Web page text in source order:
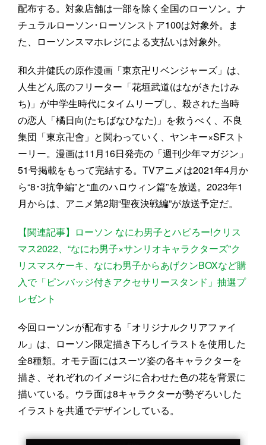
配布する。対象店舗は一部を除く全国のローソン。ナ
チュラルローソン･ローソンストア100は対象外。ま
た、ローソンスマホレジによる支払いは対象外。
和久井健氏の原作漫画「東京卍リベンジャーズ」は、
人生どん底のフリーター「花垣武道(はながきたけみ
ち)」が中学生時代にタイムリープし、殺された当時
の恋人「橘日向(たちばなひなた)」を救うべく、不良
集団「東京卍會」と関わっていく、ヤンキー×SFスト
ーリー。漫画は11月16日発売の「週刊少年マガジン」
51号掲載をもって完結する。TVアニメは2021年4月か
ら“8･3抗争編”と“血のハロウィン篇”を放送。2023年1
月からは、アニメ第2期“聖夜決戦編”が放送予定だ。
【関連記事】ローソン なにわ男子とハピろー!クリス
マス2022、“なにわ男子×サンリオキャラクターズ”ク
リスマスケーキ、なにわ男子からあげクンBOXなど購
入で「ピンバッジ付きアクセサリースタンド」抽選プ
レゼント
今回ローソンが配布する「オリジナルクリアファイ
ル」は、ローソン限定描き下ろしイラストを使用した
全8種類。オモテ面にはスーツ姿の各キャラクターを
描き、それぞれのイメージに合わせた色の花を背景に
描いている。ウラ面は8キャラクターが勢ぞろいした
イラストを共通でデザインしている。